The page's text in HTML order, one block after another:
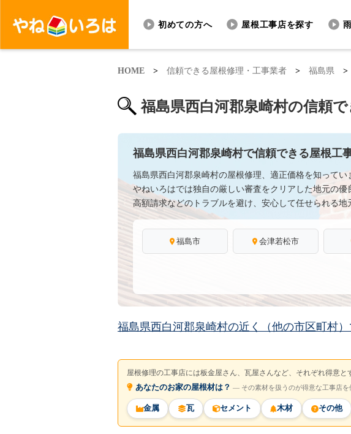
初めての方へ 屋根工事店を探す
HOME > 信頼できる屋根修理・工事業者 > 福島県 >
福島県西白河郡泉崎村の信頼
福島県西白河郡泉崎村で信頼できる屋根工
福島県西白河郡泉崎村の屋根修理、適正価格を知ってい
やねいろはでは独自の厳しい審査をクリアした地元の優
高額請求などのトラブルを避け、安心して任せられる地
福島市 会津若松市
福島県西白河郡泉崎村の近く（他の市区町村
屋根修理の工事店には板金屋さん、瓦屋さんなど、それぞれ得意と
あなたのお家の屋根材は？ ― その素材を扱うのが得意な工事店を
金属 瓦 セメント 木材 その他